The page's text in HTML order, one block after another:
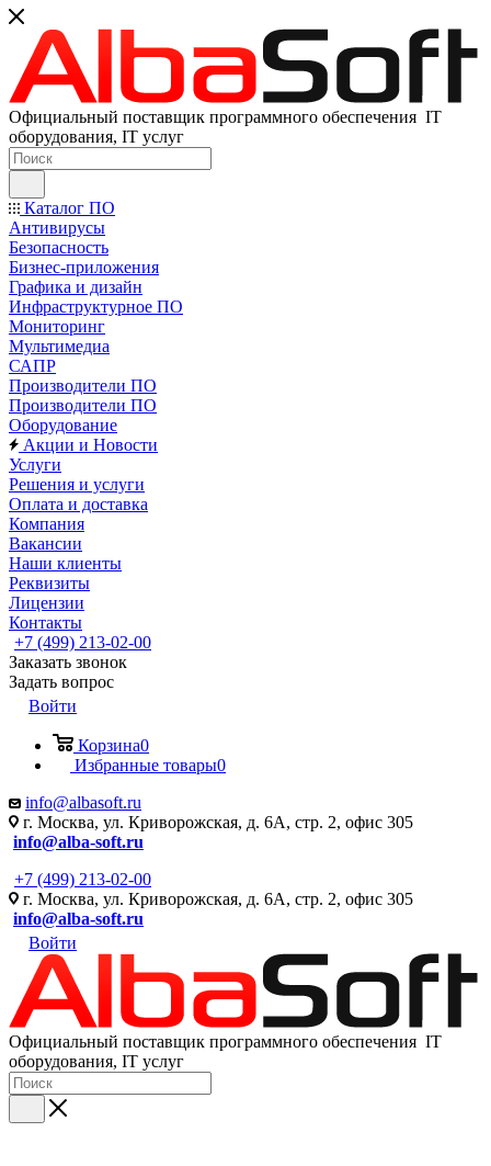
Официальный поставщик программного обеспечения IT
оборудования, IT услуг
Каталог ПО
Антивирусы
Безопасность
Бизнес-приложения
Графика и дизайн
Инфраструктурное ПО
Мониторинг
Мультимедиа
САПР
Производители ПО
Производители ПО
Оборудование
Акции и Новости
Услуги
Решения и услуги
Оплата и доставка
Компания
Вакансии
Наши клиенты
Реквизиты
Лицензии
Контакты
+7 (499) 213-02-00
Заказать звонок
Задать вопрос
Войти
Корзина0
Избранные товары0
info@albasoft.ru
г. Москва, ул. Криворожская, д. 6А, стр. 2, офис 305
info@alba-soft.ru
+7 (499) 213-02-00
г. Москва, ул. Криворожская, д. 6А, стр. 2, офис 305
info@alba-soft.ru
Войти
Официальный поставщик программного обеспечения IT
оборудования, IT услуг